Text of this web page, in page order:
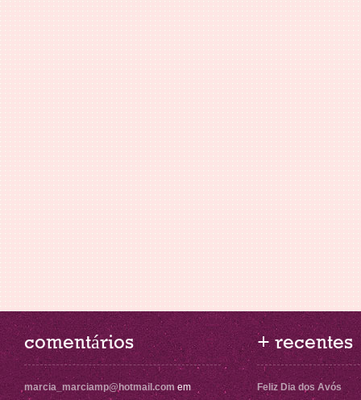
comentários
marcia_marciamp@hotmail.com em
+ recentes
Feliz Dia dos Avós